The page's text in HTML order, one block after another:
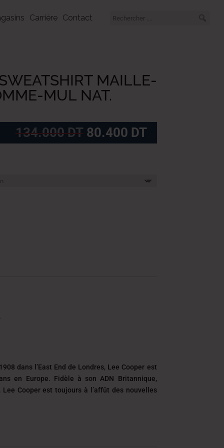
Carrière Contact
MAILLE-
MUL NAT.
134.000DT Le
prix
80.400 DTLe
prix
80.400
dans l’East End de Londres, Lee Cooper est
en Europe. Fidèle à son ADN Britannique,
Cooper est toujours à l’affût des nouvelles